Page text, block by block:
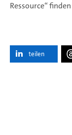
Ressource“ finden
teilen